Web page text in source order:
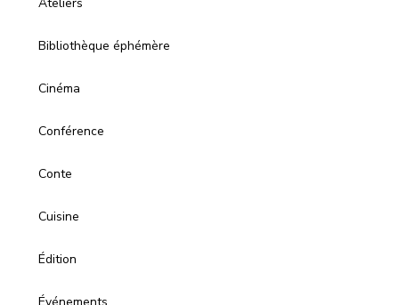
Bibliothèque éphémère
Cinéma
Conférence
Conte
Cuisine
Édition
Événements